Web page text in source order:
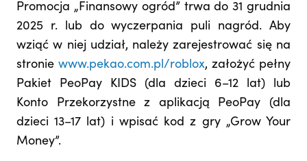
Promocja „Finansowy ogród” trwa do 31 grudnia
2025 r. lub do wyczerpania puli nagród. Aby
wziąć w niej udział, należy zarejestrować się na
stronie www.pekao.com.pl/roblox, założyć pełny
Pakiet PeoPay KIDS (dla dzieci 6–12 lat) lub
Konto Przekorzystne z aplikacją PeoPay (dla
dzieci 13–17 lat) i wpisać kod z gry „Grow Your
Money”.